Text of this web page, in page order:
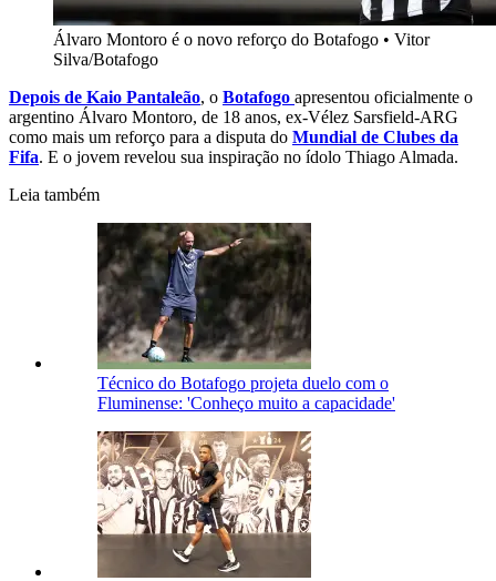
Álvaro Montoro é o novo reforço do Botafogo • Vitor
Silva/Botafogo
Depois de Kaio Pantaleão, o Botafogo apresentou oficialmente o
argentino Álvaro Montoro, de 18 anos, ex-Vélez Sarsfield-ARG
como mais um reforço para a disputa do Mundial de Clubes da
Fifa. E o jovem revelou sua inspiração no ídolo Thiago Almada.
Leia também
Técnico do Botafogo projeta duelo com o
Fluminense: 'Conheço muito a capacidade'